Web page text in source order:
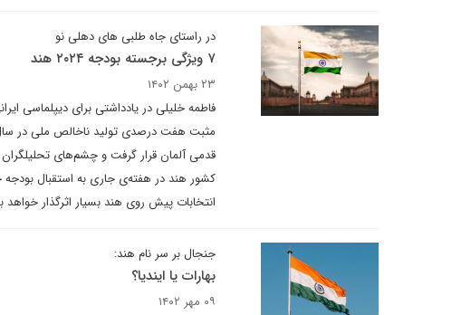
در راستای جاه طلبی های دهلی نو
۷ ویژگی برجسته بودجه ۲۰۲۴ هند
۲۳ بهمن ۱۴۰۲
فاطمه خلیلی در یادداشتی برای دیپلماسی
قدمی آلمان قرار گرفت و چشم‌های
انتخابات پیش روی هند بسیار اثرگذار خواهد
جنجال بر سر نام هند:
بهارات یا ایندیا؟
۰۹ مهر ۱۴۰۲